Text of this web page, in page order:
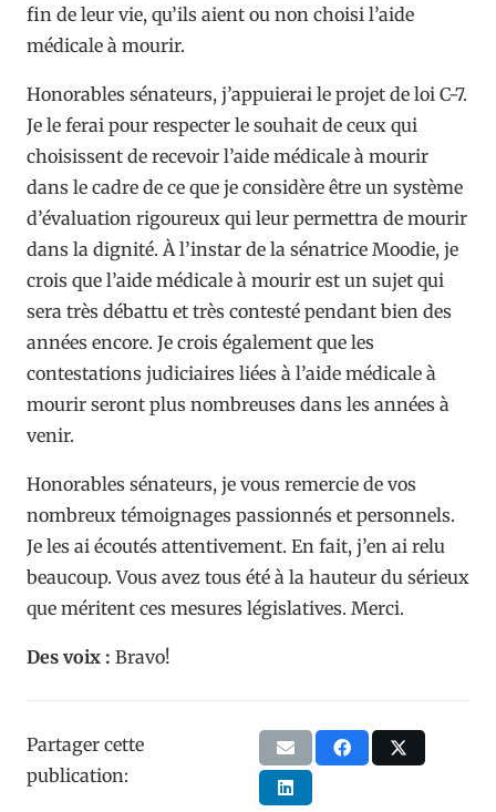
fin de leur vie, qu’ils aient ou non choisi l’aide
médicale à mourir.
Honorables sénateurs, j’appuierai le projet de loi C-7.
Je le ferai pour respecter le souhait de ceux qui
choisissent de recevoir l’aide médicale à mourir
dans le cadre de ce que je considère être un système
d’évaluation rigoureux qui leur permettra de mourir
dans la dignité. À l’instar de la sénatrice Moodie, je
crois que l’aide médicale à mourir est un sujet qui
sera très débattu et très contesté pendant bien des
années encore. Je crois également que les
contestations judiciaires liées à l’aide médicale à
mourir seront plus nombreuses dans les années à
venir.
Honorables sénateurs, je vous remercie de vos
nombreux témoignages passionnés et personnels.
Je les ai écoutés attentivement. En fait, j’en ai relu
beaucoup. Vous avez tous été à la hauteur du sérieux
que méritent ces mesures législatives. Merci.
Des voix : Bravo!
Partager cette
publication: